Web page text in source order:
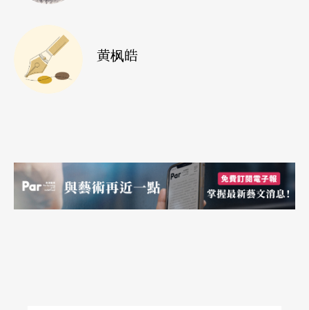
刚从湖边的家搬回市区，我也希望这是我们最后一
次大搬家了。不过就像刚刚玉慧说的，我们不管去
玉慧：其实不是，寻家是寻找自我的过程。
问：明夏，你怎么看待你的妻子，这样一位在台湾
黄枫皓